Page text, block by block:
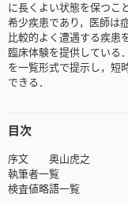
に長くよい状態を保つこ
希少疾患であり，医師は
比較的よく遭遇する疾患
臨床体験を提供している
を一覧形式で提示し，短
できる．
目次
序文 奥山虎之
執筆者一覧
検査値略語一覧